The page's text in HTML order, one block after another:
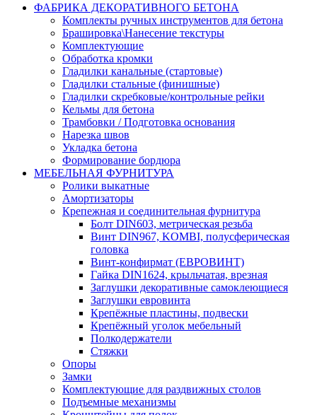
ФАБРИКА ДЕКОРАТИВНОГО БЕТОНА
Комплекты ручных инструментов для бетона
Брашировка\Нанесение текстуры
Комплектующие
Обработка кромки
Гладилки канальные (стартовые)
Гладилки стальные (финишные)
Гладилки скребковые/контрольные рейки
Кельмы для бетона
Трамбовки / Подготовка основания
Нарезка швов
Укладка бетона
Формирование бордюра
МЕБЕЛЬНАЯ ФУРНИТУРА
Ролики выкатные
Амортизаторы
Крепежная и соединительная фурнитура
Болт DIN603, метрическая резьба
Винт DIN967, KOMBI, полусферическая
головка
Винт-конфирмат (ЕВРОВИНТ)
Гайка DIN1624, крыльчатая, врезная
Заглушки декоративные самоклеющиеся
Заглушки евровинта
Крепёжные пластины, подвески
Крепёжный уголок мебельный
Полкодержатели
Стяжки
Опоры
Замки
Комплектующие для раздвижных столов
Подъемные механизмы